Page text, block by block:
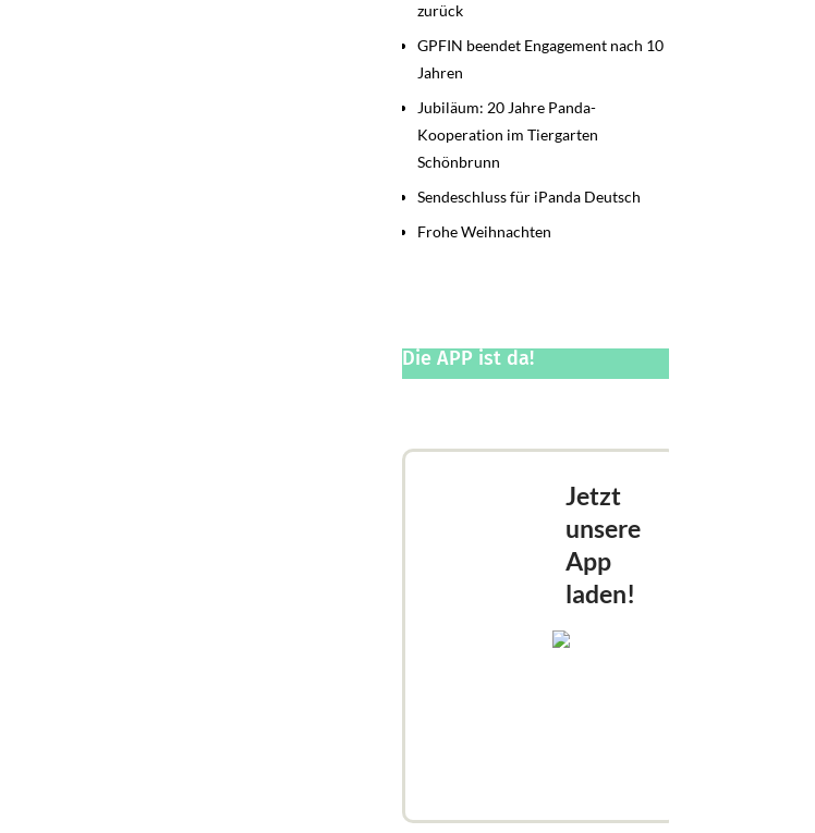
zurück
GPFIN beendet Engagement nach 10
Jahren
Jubiläum: 20 Jahre Panda-
Kooperation im Tiergarten
Schönbrunn
Sendeschluss für iPanda Deutsch
Frohe Weihnachten
Die APP ist da!
Jetzt
unsere
App
laden!